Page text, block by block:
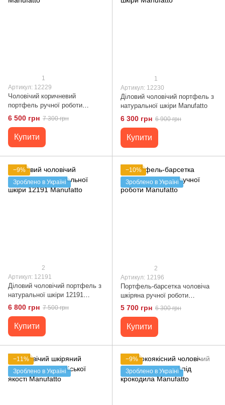
1
Артикул: 12229
Чоловічий коричневий
портфель ручної роботи
Manufatto
6 500 грн 7 300 грн
Купити
1
Артикул: 12230
Діловий чоловічий портфель з
натуральної шкіри Manufatto
6 300 грн 6 900 грн
Купити
−9%
Зроблено в Україні
2
Артикул: 12191
Діловий чоловічий портфель з
натуральної шкіри 12191
Manufatto
6 800 грн 7 500 грн
Купити
−10%
Зроблено в Україні
2
Артикул: 12196
Портфель-барсетка чоловіча
шкіряна ручної роботи
Manufatto
5 700 грн 6 300 грн
Купити
−11%
Зроблено в Україні
−9%
Зроблено в Україні